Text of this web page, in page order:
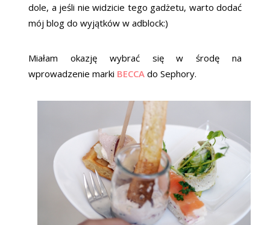
dole, a jeśli nie widzicie tego gadżetu, warto dodać
mój blog do wyjątków w adblock:)
Miałam okazję wybrać się w środę na
wprowadzenie marki BECCA do Sephory.